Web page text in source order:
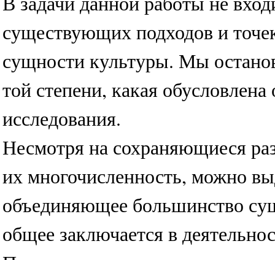
существующих подходов и
сущности культуры. Мы
той степени, какая
исследования.
Несмотря на сохраняющиеся
их многочисленность, можно
объединяющее большинство
общее заключается в